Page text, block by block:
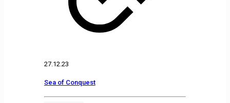
27.12.23
Sea of Conquest